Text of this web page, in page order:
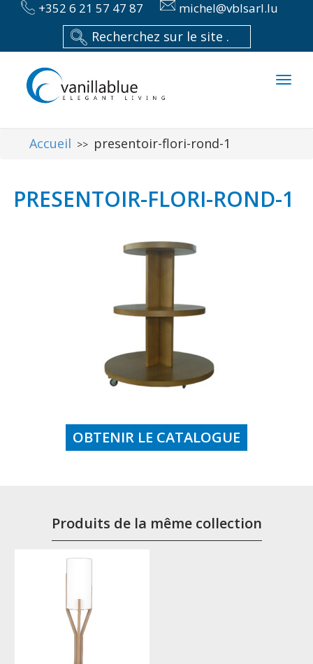
+352 6 21 57 47 87 michel@vblsarl.lu
Accueil >> presentoir-flori-rond-1
PRESENTOIR-FLORI-ROND-1
OBTENIR LE CATALOGUE
Produits de la même collection